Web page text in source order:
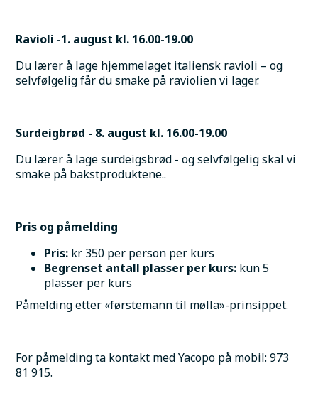
Ravioli -1. august kl. 16.00-19.00
Du lærer å lage hjemmelaget italiensk ravioli – og
selvfølgelig får du smake på raviolien vi lager.
Surdeigbrød - 8. august kl. 16.00-19.00
Du lærer å lage surdeigsbrød - og selvfølgelig skal vi
smake på bakstproduktene..
Pris og påmelding
Pris: kr 350 per person per kurs
Begrenset antall plasser per kurs: kun 5
plasser per kurs
Påmelding etter «førstemann til mølla»-prinsippet.
For påmelding ta kontakt med Yacopo på mobil: 973
81 915.